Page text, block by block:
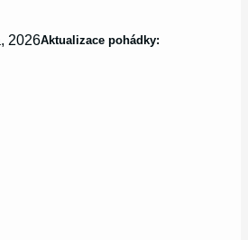
2026Aktualizace pohádky: